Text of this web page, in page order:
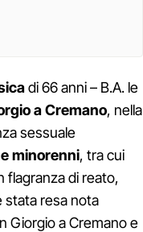
di 66 anni – B.A. le
a Cremano, nella
sessuale
minorenni, tra cui
flagranza di reato,
stata resa nota
Giorgio a Cremano e